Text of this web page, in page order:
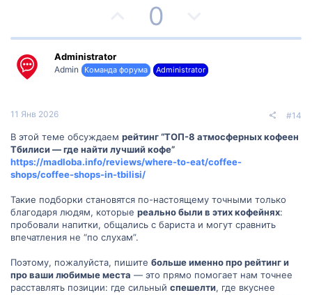
о
з
и
в
н
ы
й
г
0
е
г
и
в
н
ы
г
Administrator
Admin Команда форума Administrator
11 Янв 2026 #14
В этой теме обсуждаем рейтинг “ТОП-8 атмосферных кофеен
Тбилиси — где найти лучший кофе”
https://madloba.info/reviews/where-to-eat/coffee-
shops/coffee-shops-in-tbilisi/
Такие подборки становятся по-настоящему точными только
благодаря людям, которые реально были в этих кофейнях:
пробовали напитки, общались с бариста и могут сравнить
впечатления не “по слухам”.
Поэтому, пожалуйста, пишите больше именно про рейтинг и
про ваши любимые места — это прямо помогает нам точнее
расставлять позиции: где сильный спешелти, где вкуснее